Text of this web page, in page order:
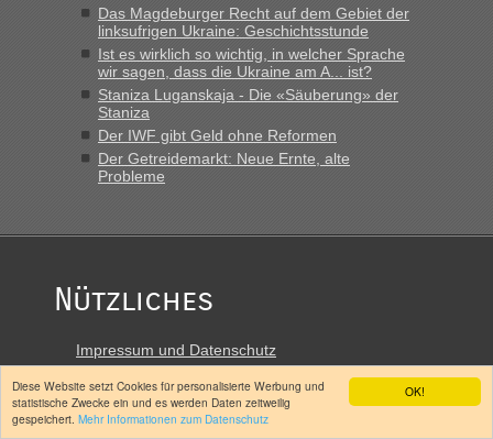
OK!
Diese Website setzt Cookies für personalisierte Werbung und
statistische Zwecke ein und es werden Daten zeitweilig
gespeichert. Mehr Informationen zum Datenschutz
Das Magdeburger Recht auf dem Gebiet der
linksufrigen Ukraine: Geschichtsstunde
Ist es wirklich so wichtig, in welcher Sprache
wir sagen, dass die Ukraine am A... ist?
Staniza Luganskaja - Die «Säuberung» der
Staniza
Der IWF gibt Geld ohne Reformen
Der Getreidemarkt: Neue Ernte, alte
Probleme
Nützliches
Impressum und Datenschutz
Kontakt
Forum
Stammtisch Kiew/Kyjiw